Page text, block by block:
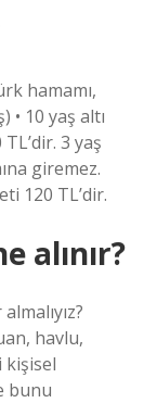
hamamı,
• 10 yaş altı
3 yaş
giremez.
120 TL’dir.
alınır?
havlu,
kişisel
bunu